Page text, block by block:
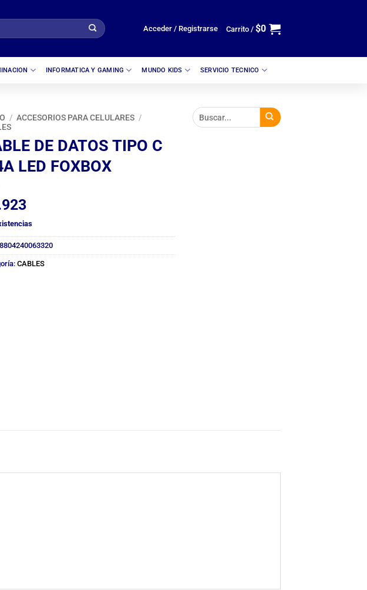
Acceder / Registrarse Carrito / $0
INFORMATICA Y GAMING MUNDO KIDS SERVICIO TECNICO
/ ACCESORIOS PARA CELULARES /
DE DATOS TIPO C
LED FOXBOX
8804240063320
CABLES